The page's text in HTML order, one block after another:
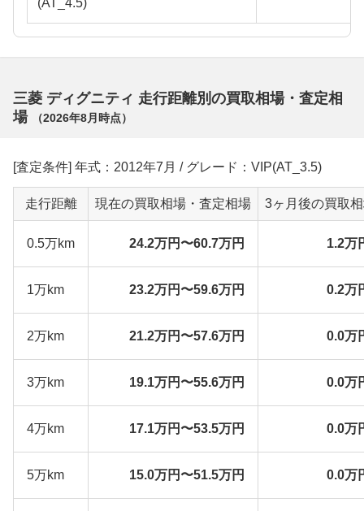
(AT_4.5)
三菱 ディグニティ 走行距離別の買取相場・査定相
場
（2026年8月 時点）
[査定条件] 年式：2012年7月 / グレード：VIP(AT_3.5)
走行距離 現在の買取相場・査定相場 3ヶ月後の買取
0.5万km 24.2万円〜60.7万円 1.2万
1万km 23.2万円〜59.6万円 0.2万
2万km 21.2万円〜57.6万円 0.0万
3万km 19.1万円〜55.6万円 0.0万
4万km 17.1万円〜53.5万円 0.0万
5万km 15.0万円〜51.5万円 0.0万